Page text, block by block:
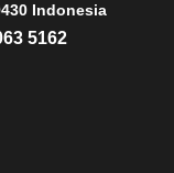
Indonesia
5162